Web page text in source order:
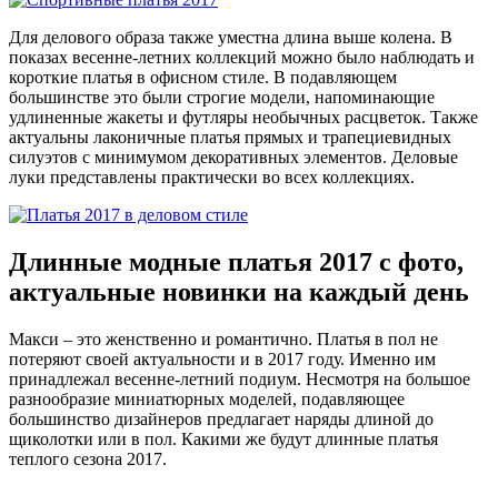
Для делового образа также уместна длина выше колена. В
показах весенне-летних коллекций можно было наблюдать и
короткие платья в офисном стиле. В подавляющем
большинстве это были строгие модели, напоминающие
удлиненные жакеты и футляры необычных расцветок. Также
актуальны лаконичные платья прямых и трапециевидных
силуэтов с минимумом декоративных элементов. Деловые
луки представлены практически во всех коллекциях.
Длинные модные платья 2017 с фото,
актуальные новинки на каждый день
Макси – это женственно и романтично. Платья в пол не
потеряют своей актуальности и в 2017 году. Именно им
принадлежал весенне-летний подиум. Несмотря на большое
разнообразие миниатюрных моделей, подавляющее
большинство дизайнеров предлагает наряды длиной до
щиколотки или в пол. Какими же будут длинные платья
теплого сезона 2017.